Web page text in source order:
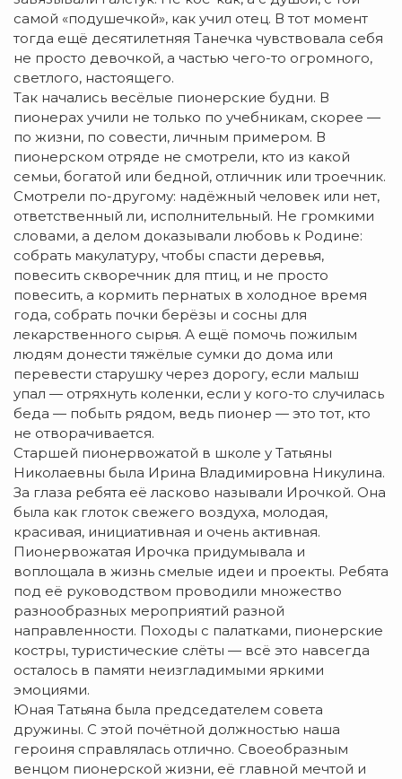
самой «подушечкой», как учил отец. В тот момент
тогда ещё десятилетняя Танечка чувствовала себя
не просто девочкой, а частью чего-то огромного,
светлого, настоящего.
Так начались весёлые пионерские будни. В
пионерах учили не только по учебникам, скорее —
по жизни, по совести, личным примером. В
пионерском отряде не смотрели, кто из какой
семьи, богатой или бедной, отличник или троечник.
Смотрели по-другому: надёжный человек или нет,
ответственный ли, исполнительный. Не громкими
словами, а делом доказывали любовь к Родине:
собрать макулатуру, чтобы спасти деревья,
повесить скворечник для птиц, и не просто
повесить, а кормить пернатых в холодное время
года, собрать почки берёзы и сосны для
лекарственного сырья. А ещё помочь пожилым
людям донести тяжёлые сумки до дома или
перевести старушку через дорогу, если малыш
упал — отряхнуть коленки, если у кого-то случилась
беда — побыть рядом, ведь пионер — это тот, кто
не отворачивается.
Старшей пионервожатой в школе у Татьяны
Николаевны была Ирина Владимировна Никулина.
За глаза ребята её ласково называли Ирочкой. Она
была как глоток свежего воздуха, молодая,
красивая, инициативная и очень активная.
Пионервожатая Ирочка придумывала и
воплощала в жизнь смелые идеи и проекты. Ребята
под её руководством проводили множество
разнообразных мероприятий разной
направленности. Походы с палатками, пионерские
костры, туристические слёты — всё это навсегда
осталось в памяти неизгладимыми яркими
эмоциями.
Юная Татьяна была председателем совета
дружины. С этой почётной должностью наша
героиня справлялась отлично. Своеобразным
венцом пионерской жизни, её главной мечтой и